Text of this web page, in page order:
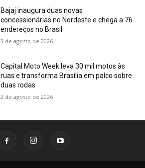
Bajaj inaugura duas novas
concessionárias no Nordeste e chega a 76
endereços no Brasil
3 de agosto de 2026
Capital Moto Week leva 30 mil motos às
ruas e transforma Brasília em palco sobre
duas rodas
2 de agosto de 2026